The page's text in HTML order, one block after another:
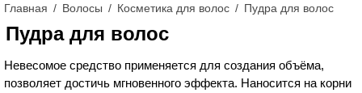
Главная Волосы Косметика для волос Пудра для волос
Пудра для волос
Невесомое средство применяется для создания объёма,
позволяет достичь мгновенного эффекта. Наносится на корни